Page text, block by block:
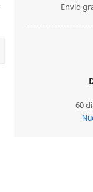
Envío
60